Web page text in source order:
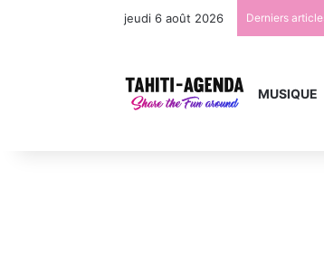
jeudi 6 août 2026 Derniers
MUSIQUE